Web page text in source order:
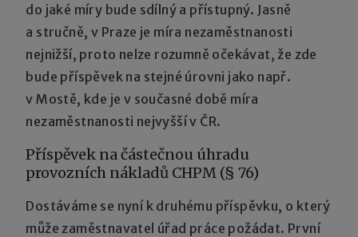
do jaké míry bude sdílný a přístupný. Jasně
a stručně, v Praze je míra nezaměstnanosti
nejnižší, proto nelze rozumně očekávat, že zde
bude příspěvek na stejné úrovni jako např.
v Mostě, kde je v současné době míra
nezaměstnanosti nejvyšší v ČR.
Příspěvek na částečnou úhradu
provozních nákladů CHPM (§ 76)
Dostáváme se nyní k druhému příspěvku, o který
může zaměstnavatel úřad práce požádat. První